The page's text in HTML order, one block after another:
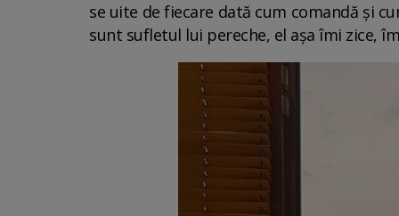
se uite de fiecare dată cum comandă și
sunt sufletul lui pereche, el așa îmi zice,